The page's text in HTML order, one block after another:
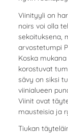
Viinityyli on
noirs voi olla
sekoituksena,
arvostetumpi
Koska
korostuvat
sävy on siksi
viinialueen
Viinit ovat
mausteisia ja
Tiukan